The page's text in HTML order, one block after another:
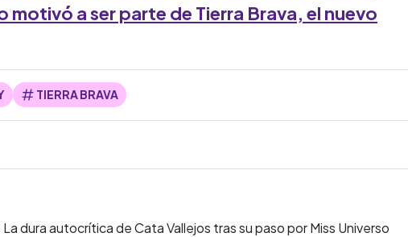
motivó a ser parte de Tierra Brava, el nuevo
TIERRA BRAVA
dura autocrítica de Cata Vallejos tras su paso por Miss Universo